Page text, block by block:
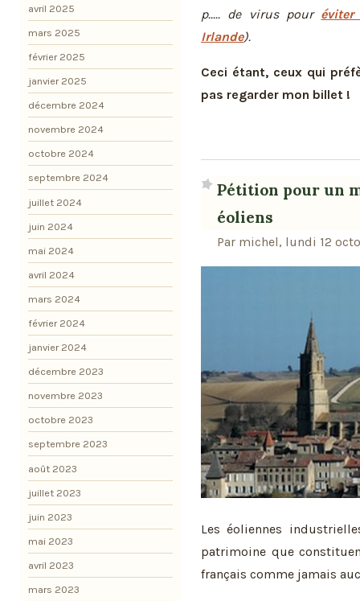
p..... de virus pour
Irlande).
Ceci étant, ceux qui
pas regarder mon billet !
Pétition pour un
éoliens
Par michel, lundi 12
Les éoliennes
patrimoine que
français comme jamais
avril 2025
mars 2025
février 2025
janvier 2025
décembre 2024
novembre 2024
octobre 2024
septembre 2024
juillet 2024
juin 2024
mai 2024
avril 2024
mars 2024
février 2024
janvier 2024
décembre 2023
novembre 2023
octobre 2023
septembre 2023
août 2023
juillet 2023
juin 2023
mai 2023
avril 2023
mars 2023